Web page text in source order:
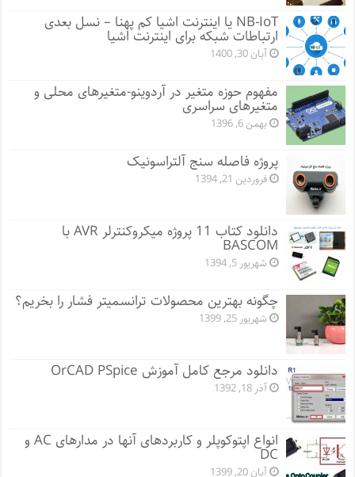
NB-IoT یا اینترنت اشیا کم پهنا – نسل بعدی
ارتباطات شبکه برای اینترنت اشیا
آبان 30, 1400
مفهوم حوزه متغیر در آردوینو-متغیرهای محلی و
متغیرهای سراسری
بهمن 6, 1396
پروژه فاصله سنج آلتراسونیک
فروردین 21, 1394
دانلود کتاب 11 پروژه میکروکنترلر AVR با
BASCOM
شهریور 5, 1394
چگونه بهترین محصولات ترانسمیتر فشار را بخریم؟
شهریور 25, 1399
دانلود مرجع کامل آموزش OrCAD PSpice
آذر 18, 1392
انواع اپتوکوپلر و کاربردهای آنها در مدارهای AC و
DC
آبان 20, 1399